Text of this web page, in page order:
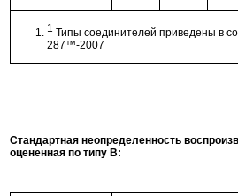
1 Типы соединителей приведены в
287™-2007
Стандартная неопределенность
оцененная по типу B: